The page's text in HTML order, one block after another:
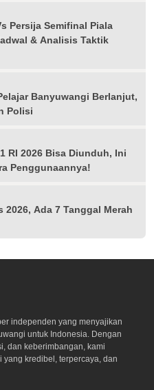
Persija Semifinal Piala
& Analisis Taktik
Banyuwangi Berlanjut,
Polisi
RI 2026 Bisa Diunduh, Ini
Penggunaannya!
Ada 7 Tanggal Merah
independen yang menyajikan
untuk Indonesia. Dengan
dan keberimbangan, kami
yang kredibel, terpercaya, dan